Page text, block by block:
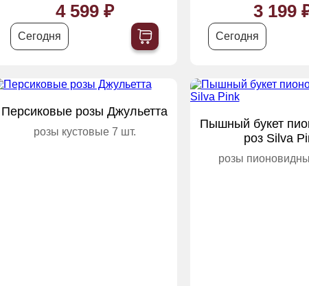
4 599 ₽
Сегодня
3 199
Сегодня
Персиковые розы Джульетта
розы кустовые 7 шт.
Пышный букет
роз Silva
розы